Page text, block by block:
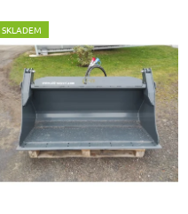
SKLADEM